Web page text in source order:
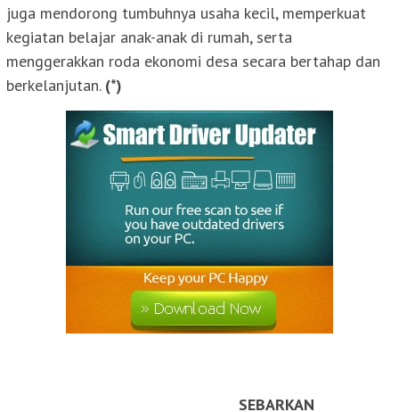
juga mendorong tumbuhnya usaha kecil, memperkuat
kegiatan belajar anak-anak di rumah, serta
menggerakkan roda ekonomi desa secara bertahap dan
berkelanjutan. (*)
SEBARKAN